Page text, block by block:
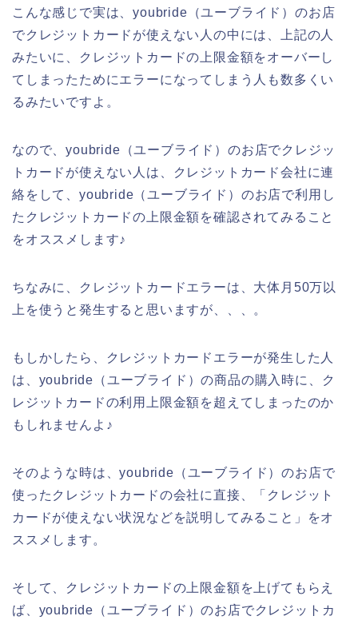
こんな感じで実は、youbride（ユーブライド）のお店
でクレジットカードが使えない人の中には、上記の人
みたいに、クレジットカードの上限金額をオーバーし
てしまったためにエラーになってしまう人も数多くい
るみたいですよ。
なので、youbride（ユーブライド）のお店でクレジッ
トカードが使えない人は、クレジットカード会社に連
絡をして、youbride（ユーブライド）のお店で利用し
たクレジットカードの上限金額を確認されてみること
をオススメします♪
ちなみに、クレジットカードエラーは、大体月50万以
上を使うと発生すると思いますが、、、。
もしかしたら、クレジットカードエラーが発生した人
は、youbride（ユーブライド）の商品の購入時に、ク
レジットカードの利用上限金額を超えてしまったのか
もしれませんよ♪
そのような時は、youbride（ユーブライド）のお店で
使ったクレジットカードの会社に直接、「クレジット
カードが使えない状況などを説明してみること」をオ
ススメします。
そして、クレジットカードの上限金額を上げてもらえ
ば、youbride（ユーブライド）のお店でクレジットカ